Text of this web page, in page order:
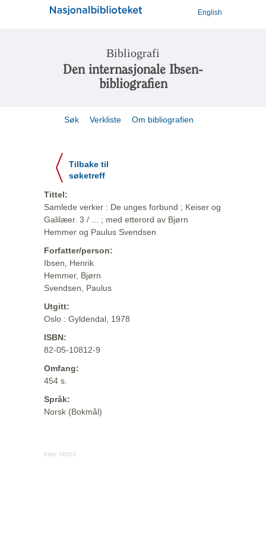
English
Bibliografi
Den internasjonale Ibsen-
bibliografien
Søk Verkliste Om bibliografien
Tilbake til
søketreff
Tittel:
Samlede verker : De unges forbund ; Keiser og
Galilæer. 3 / ... ; med etterord av Bjørn
Hemmer og Paulus Svendsen
Forfatter/person:
Ibsen, Henrik
Hemmer, Bjørn
Svendsen, Paulus
Utgitt:
Oslo : Gyldendal, 1978
ISBN:
82-05-10812-9
Omfang:
454 s.
Språk:
Norsk (Bokmål)
Kilde: MODS